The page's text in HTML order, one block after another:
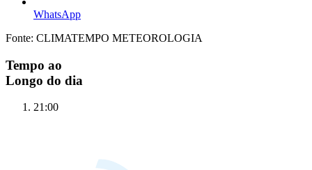
WhatsApp
Fonte: CLIMATEMPO METEOROLOGIA
Tempo ao
Longo do dia
21:00